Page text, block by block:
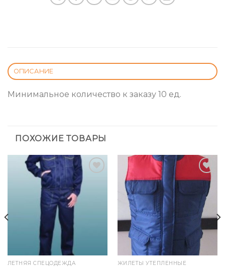
ОПИСАНИЕ
Минимальное количество к заказу 10 ед.
ПОХОЖИЕ ТОВАРЫ
Add to
Wishlist
ЛЕТНЯЯ СПЕЦОДЕЖДА
Add to
Wishlist
ЖИЛЕТЫ УТЕПЛЕННЫЕ